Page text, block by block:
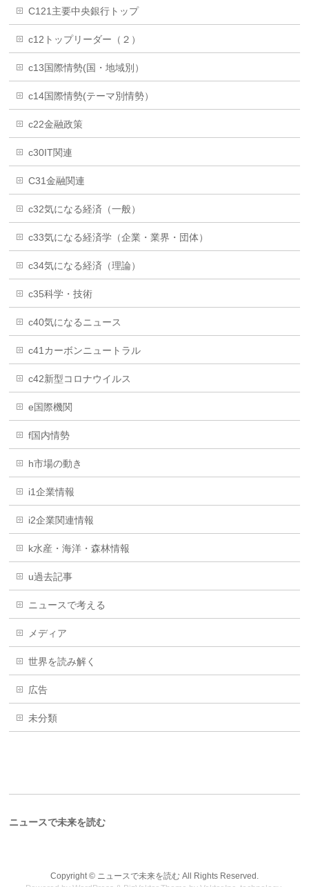
C121主要中央銀行トップ
c12トップリーダー（２）
c13国際情勢(国・地域別）
c14国際情勢(テーマ別情勢）
c22金融政策
c30IT関連
C31金融関連
c32気になる経済（一般）
c33気になる経済学（企業・業界・団体）
c34気になる経済（理論）
c35科学・技術
c40気になるニュース
c41カーボンニュートラル
c42新型コロナウイルス
e国際機関
f国内情勢
h市場の動き
i1企業情報
i2企業関連情報
k水産・海洋・森林情報
u過去記事
ニュースで考える
メディア
世界を読み解く
広告
未分類
ニュースで未来を読む
Copyright © ニュースで未来を読むAll Rights Reserved.